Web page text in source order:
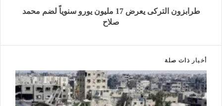
طرابزون التركى يعرض 17 مليون يورو سنوياً لضم محمد
صلاح
أخبار ذات صلة